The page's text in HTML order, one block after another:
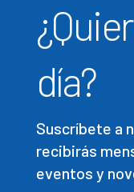
día?
Suscríbete a
recibirás
eventos y